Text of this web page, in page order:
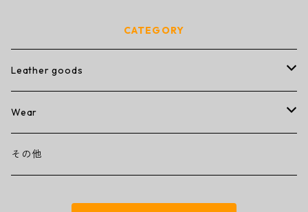
CATEGORY
Leather goods
wallet
ミニミニウォレット
その他
Wear
T-shirt
その他